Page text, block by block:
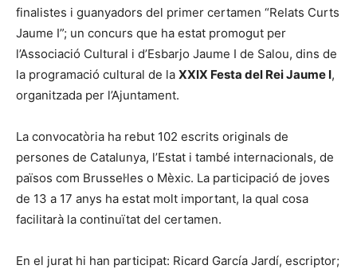
finalistes i guanyadors del primer certamen “Relats Curts
Jaume I”; un concurs que ha estat promogut per
l’Associació Cultural i d’Esbarjo Jaume I de Salou, dins de
la programació cultural de la XXIX Festa del Rei Jaume I,
organitzada per l’Ajuntament.
La convocatòria ha rebut 102 escrits originals de
persones de Catalunya, l’Estat i també internacionals, de
països com Brussel·les o Mèxic. La participació de joves
de 13 a 17 anys ha estat molt important, la qual cosa
facilitarà la continuïtat del certamen.
En el jurat hi han participat: Ricard García Jardí, escriptor;